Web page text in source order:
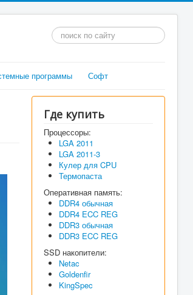
Искать...
программы Софт
Где купить
Процессоры:
LGA 2011
LGA 2011-3
Кулер для CPU
Термопаста
Оперативная память:
DDR4 обычная
DDR4 ECC REG
DDR3 обычная
DDR3 ECC REG
SSD накопители:
Netac
Goldenfir
KingSpec